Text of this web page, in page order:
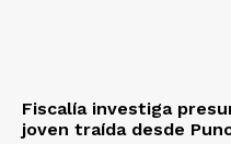
Fiscalía investiga
joven traída desde